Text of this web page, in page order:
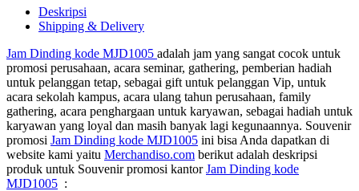
Deskripsi
Shipping & Delivery
Jam Dinding kode MJD1005 adalah jam yang sangat cocok untuk
promosi perusahaan, acara seminar, gathering, pemberian hadiah
untuk pelanggan tetap, sebagai gift untuk pelanggan Vip, untuk
acara sekolah kampus, acara ulang tahun perusahaan, family
gathering, acara penghargaan untuk karyawan, sebagai hadiah untuk
karyawan yang loyal dan masih banyak lagi kegunaannya. Souvenir
promosi Jam Dinding kode MJD1005 ini bisa Anda dapatkan di
website kami yaitu Merchandiso.com berikut adalah deskripsi
produk untuk Souvenir promosi kantorJam Dinding kode
MJD1005 :